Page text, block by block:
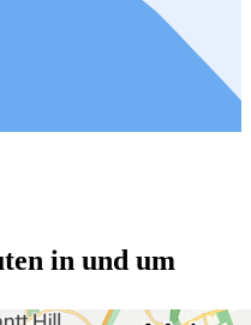
in und um